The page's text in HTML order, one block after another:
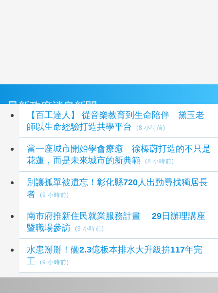
最新政府消息新聞
【百工達人】 從音樂教育到生命陪伴 黛玉老
師以生命經驗打造共學平台
(8 小時前)
當一座城市開始學會療癒 徐榛蔚打造的不只是
花蓮，而是未來城市的新典範
(8 小時前)
別讓孤單被遺忘！彰化縣720人出動尋找獨居長
者
(9 小時前)
南市府推新住民就業服務計畫 29日辦理講座
暨職場參訪
(9 小時前)
水患掰掰！砸2.3億板本排水大升級拚117年完
工
(9 小時前)